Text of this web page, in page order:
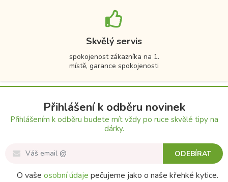
Skvělý servis
spokojenost zákazníka na 1.
místě, garance spokojenosti
Přihlášení k odběru novinek
Přihlášením k odběru budete mít vždy po ruce skvělé tipy na
dárky.
ODEBÍRAT
O vaše osobní údaje pečujeme jako o naše křehké kytice.